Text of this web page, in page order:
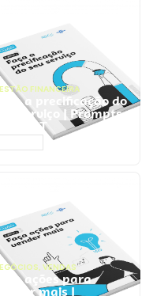
FINANCEIRA
Faça a precificação do
seu serviço | Prompts
ChatGPT
, VENDAS
Faça ações para
vender mais |